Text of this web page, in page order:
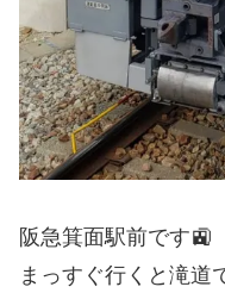
阪急箕面駅前です🚉
まっすぐ行くと滝道